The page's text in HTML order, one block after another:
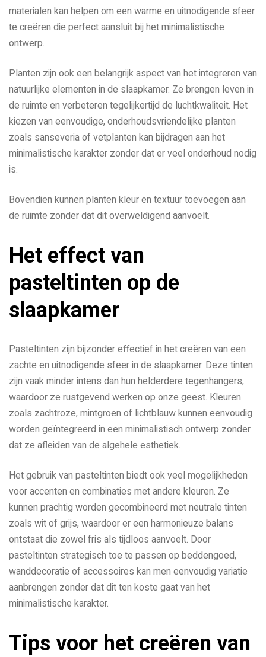
materialen kan helpen om een warme en uitnodigende sfeer
te creëren die perfect aansluit bij het minimalistische
ontwerp.
Planten zijn ook een belangrijk aspect van het integreren van
natuurlijke elementen in de slaapkamer. Ze brengen leven in
de ruimte en verbeteren tegelijkertijd de luchtkwaliteit. Het
kiezen van eenvoudige, onderhoudsvriendelijke planten
zoals sanseveria of vetplanten kan bijdragen aan het
minimalistische karakter zonder dat er veel onderhoud nodig
is.
Bovendien kunnen planten kleur en textuur toevoegen aan
de ruimte zonder dat dit overweldigend aanvoelt.
Het effect van
pasteltinten op de
slaapkamer
Pasteltinten zijn bijzonder effectief in het creëren van een
zachte en uitnodigende sfeer in de slaapkamer. Deze tinten
zijn vaak minder intens dan hun helderdere tegenhangers,
waardoor ze rustgevend werken op onze geest. Kleuren
zoals zachtroze, mintgroen of lichtblauw kunnen eenvoudig
worden geïntegreerd in een minimalistisch ontwerp zonder
dat ze afleiden van de algehele esthetiek.
Het gebruik van pasteltinten biedt ook veel mogelijkheden
voor accenten en combinaties met andere kleuren. Ze
kunnen prachtig worden gecombineerd met neutrale tinten
zoals wit of grijs, waardoor er een harmonieuze balans
ontstaat die zowel fris als tijdloos aanvoelt. Door
pasteltinten strategisch toe te passen op beddengoed,
wanddecoratie of accessoires kan men eenvoudig variatie
aanbrengen zonder dat dit ten koste gaat van het
minimalistische karakter.
Tips voor het creëren van